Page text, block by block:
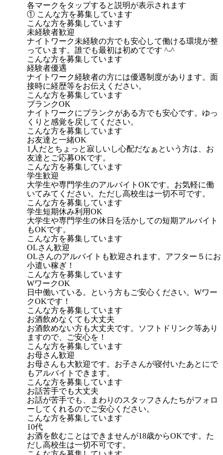
各マークをタップすると説明が表示されます
① こんな方を募集しています
こんな方を募集しています
未経験者歓迎
ナイトワーク未経験の方でも安心して働ける環境が整
っています。誰でも最初は初めてです ^-^
こんな方を募集しています
経験者優遇
ナイトワーク経験者の方には優遇制度があります。面
接時に経歴等をお伝えください。
こんな方を募集しています
ブランクOK
ナイトワークにブランクがある方でも安心です。ゆっ
くりと感覚を戻してください。
こんな方を募集しています
お友達と一緒OK
1人だとちょっと寂しいし心配だなぁという方は、お
友達とご応募OKです。
こんな方を募集しています
学生歓迎
大学生や専門学生のアルバイトOKです。お気軽に働
いてみてください。ただし高校生は一切不可です。
こんな方を募集しています
学生短期休み利用OK
大学生や専門学生の休日を活かしての短期アルバイト
もOKです。
こんな方を募集しています
OLさん歓迎
OLさんのアルバイトも歓迎されます。アフター５にお
小遣い稼ぎ！
こんな方を募集しています
WワークOK
日中働いている。という方もご安心ください。Wワー
クOKです！
こんな方を募集しています
お酒飲めなくても大丈夫
お酒飲めない方も大丈夫です。ソフトドリンク等あり
ますので、ご安心を！
こんな方を募集しています
お母さん歓迎
お母さんも大歓迎です。お子さんが寝付いたあとにで
もアルバイトできます。
こんな方を募集しています
お話苦手でも大丈夫
お話が苦手でも、まわりのスタッフさんたちがフォロ
ーしてくれるのでご安心ください。
こんな方を募集しています
10代
お酒を飲むことはできませんが18歳からOKです。た
だし高校生は一切不可です。